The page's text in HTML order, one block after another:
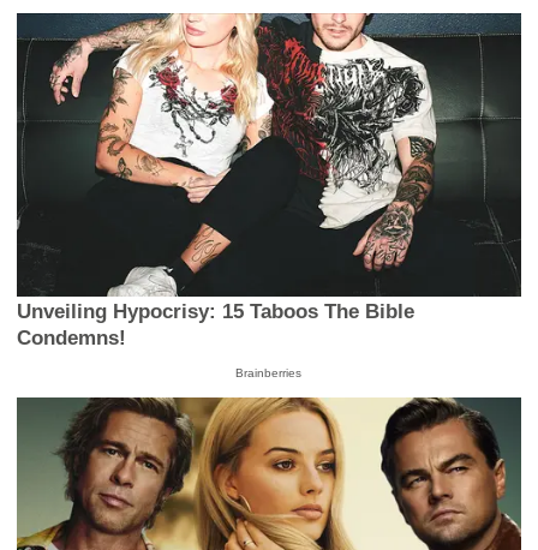
Unveiling Hypocrisy: 15 Taboos The Bible
Condemns!
Brainberries